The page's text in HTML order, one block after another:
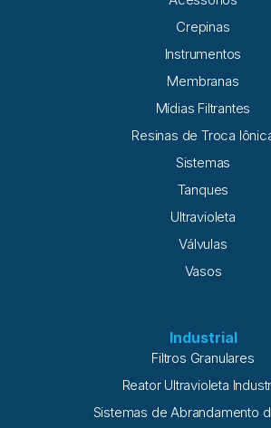
Crepinas
Instrumentos
Membranas
Mídias Filtrantes
Resinas de Troca
Sistemas
Tanques
Ultravioleta
Válvulas
Vasos
Industrial
Filtros Granulares
Reator Ultravioleta
Sistemas de Abrandamento